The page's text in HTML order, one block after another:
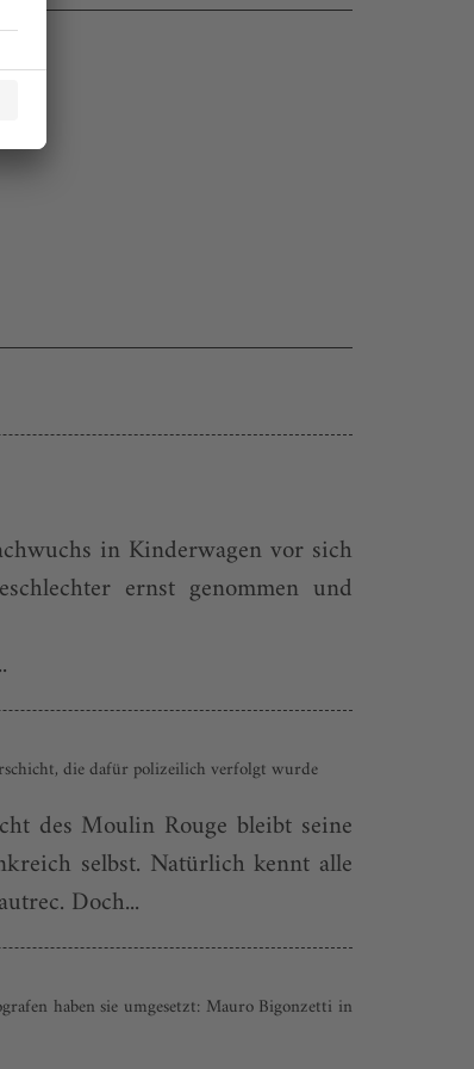
in Kinderwagen vor sich
ernst genommen und
die dafür polizeilich verfolgt wurde
des Moulin Rouge bleibt seine
selbst. Natürlich kennt alle
Doch...
haben sie umgesetzt: Mauro Bigonzetti in